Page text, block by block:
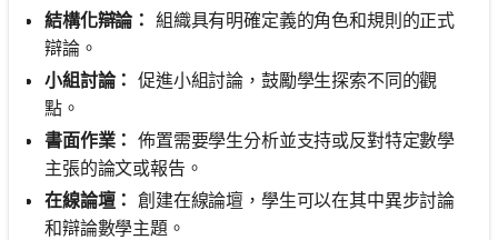
結構化辯論： 組織具有明確定義的角色和規則的正式
辯論。
小組討論： 促進小組討論，鼓勵學生探索不同的觀
點。
書面作業： 佈置需要學生分析並支持或反對特定數學
主張的論文或報告。
在線論壇： 創建在線論壇，學生可以在其中異步討論
和辯論數學主題。